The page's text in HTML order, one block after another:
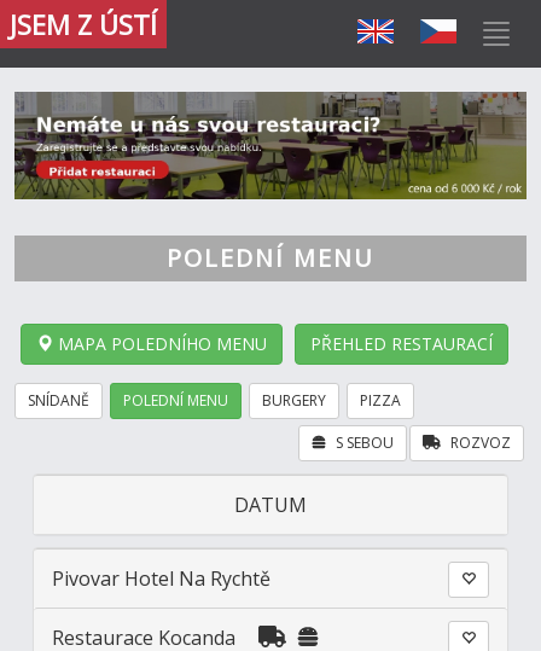
JSEM Z ÚSTÍ
POLEDNÍ MENU
MAPA POLEDNÍHO MENU PŘEHLED RESTAURACÍ
SNÍDANĚ POLEDNÍ MENU BURGERY PIZZA
ROZVOZ
S SEBOU
DATUM
Pivovar Hotel Na Rychtě
Restaurace Kocanda